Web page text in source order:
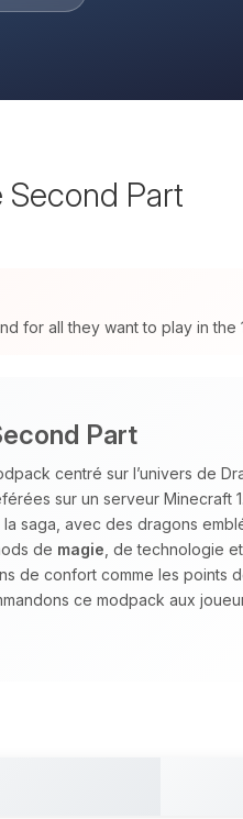
Second Part
for all they want to play in the
Part
centré sur l’univers de
sur un serveur Minecraft
saga, avec des dragons
de magie , de technologie
de confort comme les points
ce modpack aux